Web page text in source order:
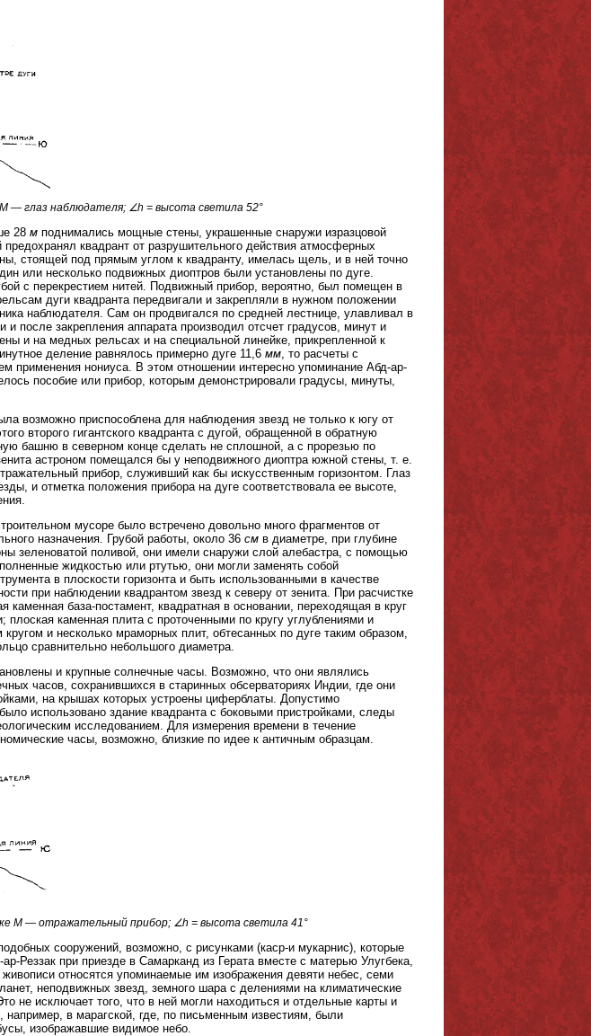
— глаз наблюдателя; ∠h = высота светила 52°
28 м поднимались мощные стены, украшенные снаружи изразцовой
квадрант от разрушительного действия атмосферных
стоящей под прямым углом к квадранту, имелась щель, и в ней точно
или несколько подвижных диоптров были установлены по дуге.
с перекрестием нитей. Подвижный прибор, вероятно, был помещен в
дуги квадранта передвигали и закрепляли в нужном положении
наблюдателя. Сам он продвигался по средней лестнице, улавливал в
после закрепления аппарата производил отсчет градусов, минут и
и на медных рельсах и на специальной линейке, прикрепленной к
деление равнялось примерно дуге 11,6 мм , то расчеты с
применения нониуса. В этом отношении интересно упоминание Абд-ар-
пособие или прибор, которым демонстрировали градусы, минуты,
возможно приспособлена для наблюдения звезд не только к югу от
второго гигантского квадранта с дугой, обращенной в обратную
башню в северном конце сделать не сплошной, а с прорезью по
астроном помещался бы у неподвижного диоптра южной стены, т. е.
прибор, служивший как бы искусственным горизонтом. Глаз
и отметка положения прибора на дуге соответствовала ее высоте,
мусоре было встречено довольно много фрагментов от
назначения. Грубой работы, около 36 см в диаметре, при глубине
зеленоватой поливой, они имели снаружи слой алебастра, с помощью
жидкостью или ртутью, они могли заменять собой
в плоскости горизонта и быть использованными в качестве
при наблюдении квадрантом звезд к северу от зенита. При расчистке
база-постамент, квадратная в основании, переходящая в круг
каменная плита с проточенными по кругу углублениями и
и несколько мраморных плит, обтесанных по дуге таким образом,
сравнительно небольшого диаметра.
и крупные солнечные часы. Возможно, что они являлись
часов, сохранившихся в старинных обсерваториях Индии, где они
на крышах которых устроены циферблаты. Допустимо
использовано здание квадранта с боковыми пристройками, следы
исследованием. Для измерения времени в течение
часы, возможно, близкие по идее к античным образцам.
M — отражательный прибор; ∠h = высота светила 41°
сооружений, возможно, с рисунками (каср-и мукарнис), которые
Реззак при приезде в Самарканд из Герата вместе с матерью Улугбека,
относятся упоминаемые им изображения девяти небес, семи
неподвижных звезд, земного шара с делениями на климатические
не исключает того, что в ней могли находиться и отдельные карты и
например, в марагской, где, по письменным известиям, были
изображавшие видимое небо.